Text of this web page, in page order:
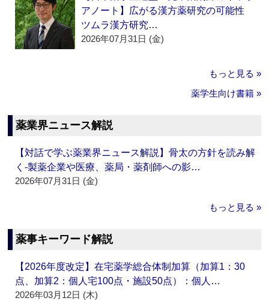
アノート】広がる漢方薬研究の可能性
ツムラ漢方研究…
2026年07月31日 (金)
もっと見る »
薬学生向け書籍 »
薬業界ニュース解説
【対話で学ぶ薬業界ニュース解説】骨太の方針を読み解
く‐製薬企業や医療、薬局・薬剤師への影…
2026年07月31日 (金)
もっと見る »
薬事キーワード解説
【2026年度改定】在宅薬学総合体制加算（加算1：30
点、加算2：個人宅100点・施設50点）：個人…
2026年03月12日 (木)